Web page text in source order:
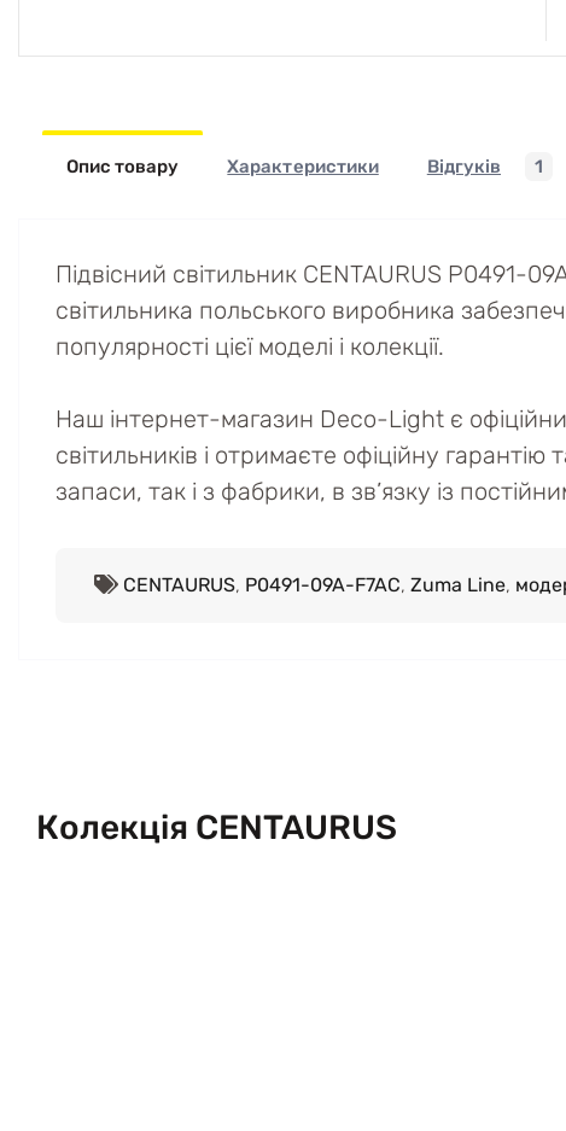
Опис товару Характеристики Відгуків 1
Підвісний світильник CENTAURUS P0491-
світильника польського виробника
популярності цієї моделі і колекції.
Наш інтернет-магазин Deco-Light є
світильників і отримаєте офіційну
запаси, так і з фабрики, в зв’язку із
CENTAURUS, P0491-09A-F7AC, Zuma Line,
Колекція CENTAURUS